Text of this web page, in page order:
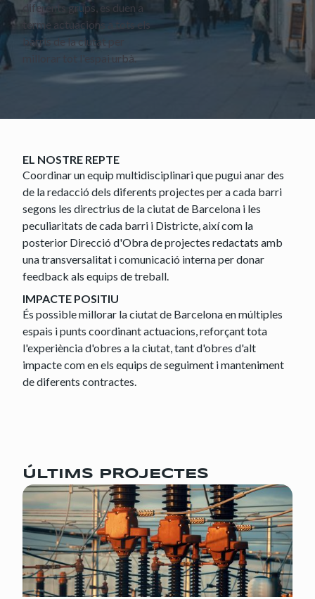
diferents grups, es duen a
terme actuacions a tots els
barris de la ciutat per
millorar tot l'espai urbà.
EL NOSTRE REPTE
Coordinar un equip multidisciplinari que pugui anar des
de la redacció dels diferents projectes per a cada barri
segons les directrius de la ciutat de Barcelona i les
peculiaritats de cada barri i Districte, així com la
posterior Direcció d'Obra de projectes redactats amb
una transversalitat i comunicació interna per donar
feedback als equips de treball.
IMPACTE POSITIU
És possible millorar la ciutat de Barcelona en múltiples
espais i punts coordinant actuacions, reforçant tota
l'experiència d'obres a la ciutat, tant d'obres d'alt
impacte com en els equips de seguiment i manteniment
de diferents contractes.
ÚLTIMS PROJECTES